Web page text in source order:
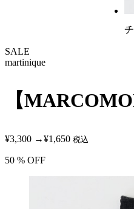
SALE
martinique
【
¥3,300 →¥1,650 税込
50 % OFF